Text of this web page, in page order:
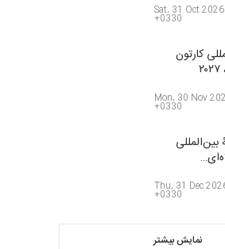
Sat, 31 Oct
+0330
کارتون
Mon, 30 Nov
+0330
Thu, 31 Dec
+0330
نمایش بیشتر